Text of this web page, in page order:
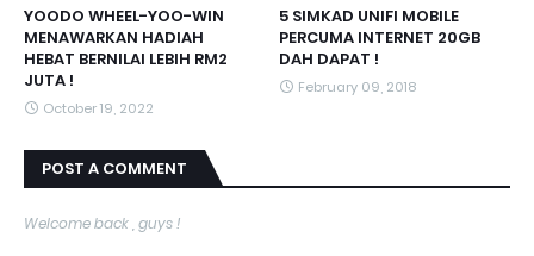
YOODO WHEEL-YOO-WIN
MENAWARKAN HADIAH
HEBAT BERNILAI LEBIH RM2
JUTA !
October 19, 2022
5 SIMKAD UNIFI MOBILE
PERCUMA INTERNET 20GB
DAH DAPAT !
February 09, 2018
POST A COMMENT
Welcome back , guys !